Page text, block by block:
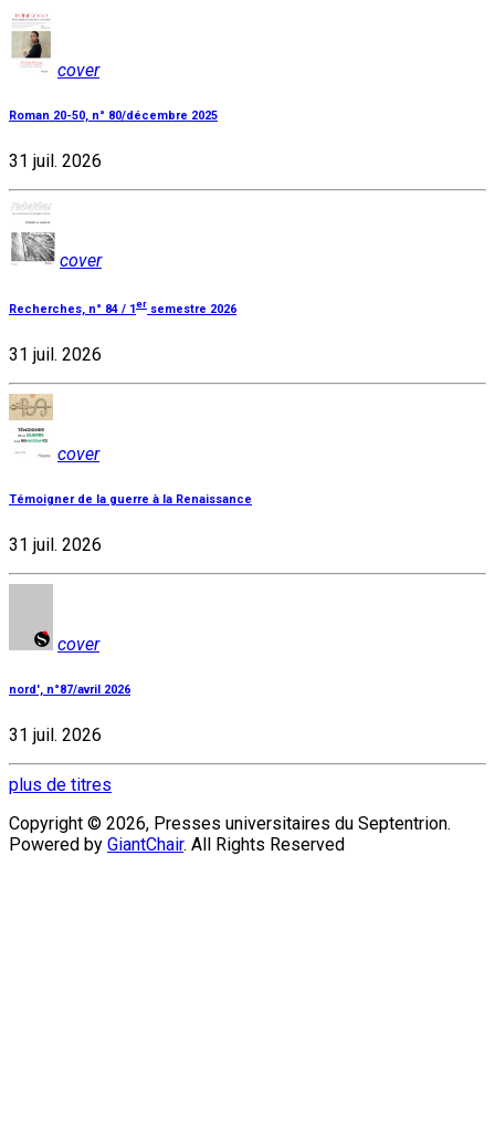
cover
Roman 20-50, n° 80/décembre 2025
31 juil. 2026
cover
Recherches, n° 84 / 1er semestre 2026
31 juil. 2026
cover
Témoigner de la guerre à la Renaissance
31 juil. 2026
cover
nord', n°87/avril 2026
31 juil. 2026
plus de titres
Copyright © 2026, Presses universitaires du Septentrion.
Powered by GiantChair. All Rights Reserved